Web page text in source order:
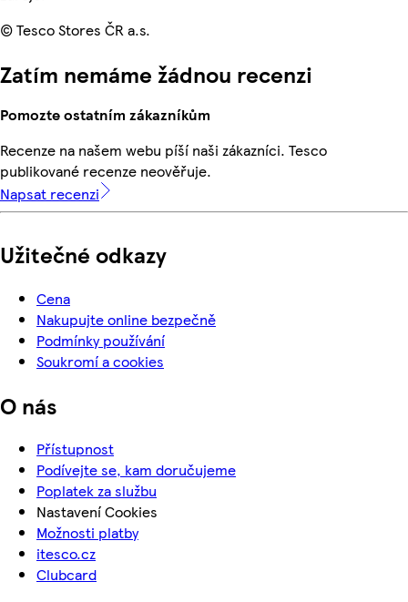
© Tesco Stores ČR a.s.
Zatím nemáme žádnou recenzi
Pomozte ostatním zákazníkům
Recenze na našem webu píší naši zákazníci. Tesco
publikované recenze neověřuje.
Napsat recenzi
Užitečné odkazy
Cena
Nakupujte online bezpečně
Podmínky používání
Soukromí a cookies
O nás
Přístupnost
Podívejte se, kam doručujeme
Poplatek za službu
Nastavení Cookies
Možnosti platby
itesco.cz
Clubcard